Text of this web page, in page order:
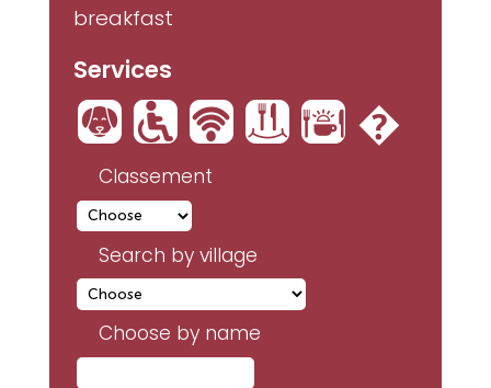
breakfast
Services
: ' h b V �
Classement
Search by village
Choose by name